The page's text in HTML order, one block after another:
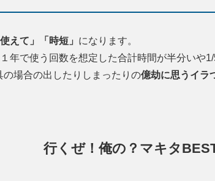
えて」「時短」 になります。
年で使う回数を想定した合計時間が半分いや1/
の場合の出したりしまったりの億劫に思うイラ
行くぜ！俺の？マキタ